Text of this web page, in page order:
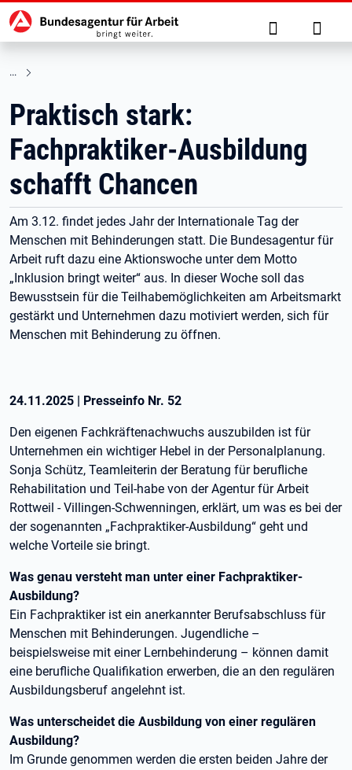
zu den Hauptinhalten springen
Hauptnavigation Suche
Praktisch stark:
Fachpraktiker-Ausbildung
schafft Chancen
Am 3.12. findet jedes Jahr der Internationale Tag der
Menschen mit Behinderungen statt. Die Bundesagentur für
Arbeit ruft dazu eine Aktionswoche unter dem Motto
„Inklusion bringt weiter“ aus. In dieser Woche soll das
Bewusstsein für die Teilhabemöglichkeiten am Arbeitsmarkt
gestärkt und Unternehmen dazu motiviert werden, sich für
Menschen mit Behinderung zu öffnen.
24.11.2025 | Presseinfo Nr. 52
Den eigenen Fachkräftenachwuchs auszubilden ist für
Unternehmen ein wichtiger Hebel in der Personalplanung.
Sonja Schütz, Teamleiterin der Beratung für berufliche
Rehabilitation und Teil-habe von der Agentur für Arbeit
Rottweil - Villingen-Schwenningen, erklärt, um was es bei der
der sogenannten „Fachpraktiker-Ausbildung“ geht und
welche Vorteile sie bringt.
Was genau versteht man unter einer Fachpraktiker-
Ausbildung?
Ein Fachpraktiker ist ein anerkannter Berufsabschluss für
Menschen mit Behinderungen. Jugendliche –
beispielsweise mit einer Lernbehinderung – können damit
eine berufliche Qualifikation erwerben, die an den regulären
Ausbildungsberuf angelehnt ist.
Was unterscheidet die Ausbildung von einer regulären
Ausbildung?
Im Grunde genommen werden die ersten beiden Jahre der